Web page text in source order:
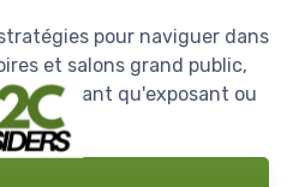
pour naviguer dans
et salons grand public,
en tant qu'exposant ou